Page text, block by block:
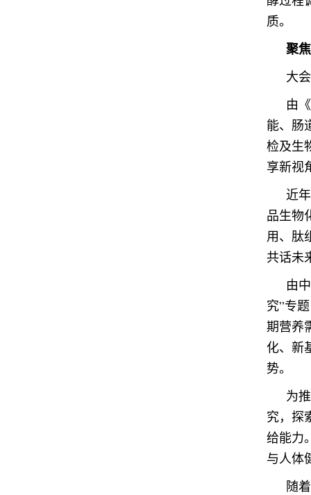
质。
聚
大
由
能、肠
检及生
享新视
近
品生物
用、肽
共话未
由
究”专
期营养
化、新
势。
为
究，探
给能力
与人体
随